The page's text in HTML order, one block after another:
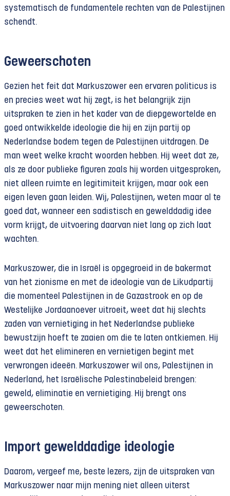
systematisch de fundamentele rechten van de Palestijnen
schendt.
Geweerschoten
Gezien het feit dat Markuszower een ervaren politicus is
en precies weet wat hij zegt, is het belangrijk zijn
uitspraken te zien in het kader van de diepgewortelde en
goed ontwikkelde ideologie die hij en zijn partij op
Nederlandse bodem tegen de Palestijnen uitdragen. De
man weet welke kracht woorden hebben. Hij weet dat ze,
als ze door publieke figuren zoals hij worden uitgesproken,
niet alleen ruimte en legitimiteit krijgen, maar ook een
eigen leven gaan leiden. Wij, Palestijnen, weten maar al te
goed dat, wanneer een sadistisch en gewelddadig idee
vorm krijgt, de uitvoering daarvan niet lang op zich laat
wachten.
Markuszower, die in Israël is opgegroeid in de bakermat
van het zionisme en met de ideologie van de Likudpartij
die momenteel Palestijnen in de Gazastrook en op de
Westelijke Jordaanoever uitroeit, weet dat hij slechts
zaden van vernietiging in het Nederlandse publieke
bewustzijn hoeft te zaaien om die te laten ontkiemen. Hij
weet dat het elimineren en vernietigen begint met
verwrongen ideeën. Markuszower wil ons, Palestijnen in
Nederland, het Israëlische Palestinabeleid brengen:
geweld, eliminatie en vernietiging. Hij brengt ons
geweerschoten.
Import gewelddadige ideologie
Daarom, vergeef me, beste lezers, zijn de uitspraken van
Markuszower naar mijn mening niet alleen uiterst